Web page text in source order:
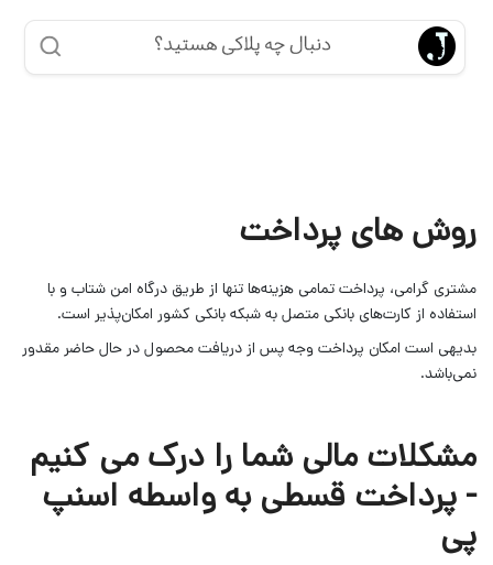
روش های پرداخت
مشتری گرامی، پرداخت تمامی هزینه‌ها تنها از طریق درگاه امن شتاب و با
استفاده از کارت‌های بانکی متصل به شبکه بانکی کشور امکان‌پذیر است.
بدیهی است امکان پرداخت وجه پس از دریافت محصول در حال حاضر مقدور
نمی‌باشد.
مشکلات مالی شما را درک می کنیم
- پرداخت قسطی به واسطه اسنپ
پی